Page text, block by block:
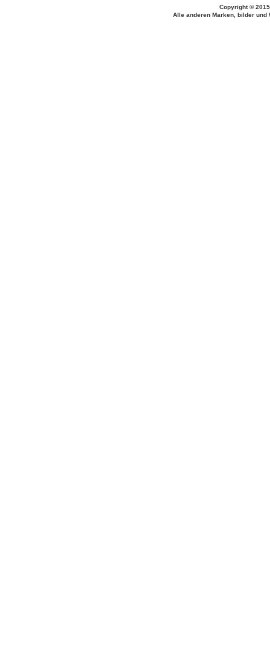
Copyright ©
Alle anderen Marken, bilder und